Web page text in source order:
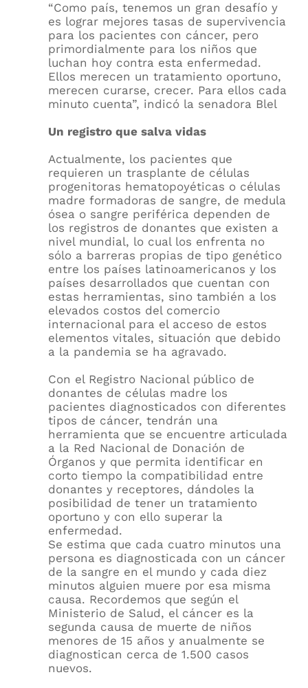
“Como país, tenemos un gran desafío y
es lograr mejores tasas de supervivencia
para los pacientes con cáncer, pero
primordialmente para los niños que
luchan hoy contra esta enfermedad.
Ellos merecen un tratamiento oportuno,
merecen curarse, crecer. Para ellos cada
minuto cuenta”, indicó la senadora Blel
Un registro que salva vidas
Actualmente, los pacientes que
requieren un trasplante de células
progenitoras hematopoyéticas o células
madre formadoras de sangre, de medula
ósea o sangre periférica dependen de
los registros de donantes que existen a
nivel mundial, lo cual los enfrenta no
sólo a barreras propias de tipo genético
entre los países latinoamericanos y los
países desarrollados que cuentan con
estas herramientas, sino también a los
elevados costos del comercio
internacional para el acceso de estos
elementos vitales, situación que debido
a la pandemia se ha agravado.
Con el Registro Nacional público de
donantes de células madre los
pacientes diagnosticados con diferentes
tipos de cáncer, tendrán una
herramienta que se encuentre articulada
a la Red Nacional de Donación de
Órganos y que permita identificar en
corto tiempo la compatibilidad entre
donantes y receptores, dándoles la
posibilidad de tener un tratamiento
oportuno y con ello superar la
enfermedad.
Se estima que cada cuatro minutos una
persona es diagnosticada con un cáncer
de la sangre en el mundo y cada diez
minutos alguien muere por esa misma
causa. Recordemos que según el
Ministerio de Salud, el cáncer es la
segunda causa de muerte de niños
menores de 15 años y anualmente se
diagnostican cerca de 1.500 casos
nuevos.